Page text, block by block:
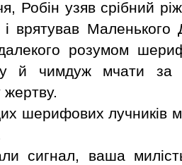
Робін узяв срібний
врятував
розумом
й чимдуж мчати за
шерифових лучників
сигнал, ваша